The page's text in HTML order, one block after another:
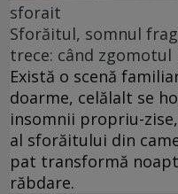
sforait
Sforăitul, somnul
trece: când
Există o scenă
doarme, celălalt se
insomnii propriu-
al sforăitului din
pat transformă
răbdare.